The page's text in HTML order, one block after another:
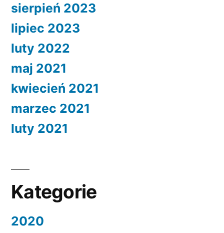
sierpień 2023
lipiec 2023
luty 2022
maj 2021
kwiecień 2021
marzec 2021
luty 2021
Kategorie
2020